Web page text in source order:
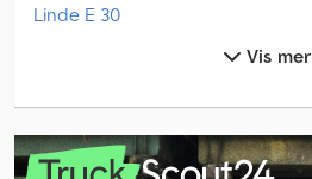
Linde E 30
Linde L 12
Linde L 16
Vis mer